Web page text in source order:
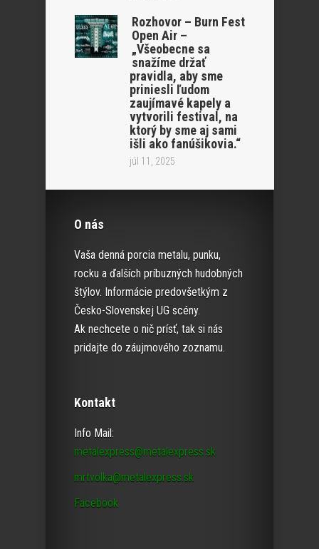
Rozhovor – Burn Fest
Open Air –
„Všeobecne sa
snažíme držať
pravidla, aby sme
priniesli ľudom
zaujímavé kapely a
vytvorili festival, na
ktorý by sme aj sami
išli ako fanúšikovia.“
júl 11, 2025
O nás
Vaša denná porcia metalu, punku,
rocku a ďalších príbuzných hudobných
štýlov. Informácie predovšetkým z
Česko-Slovenskej UG scény.
Ak nechcete o nič prísť, tak si nás
pridajte do záujmového zoznamu.
Kontakt
Info Mail:
metalexpress@metalexpress.sk
mrtvolka@metalexpress.sk
Facebook